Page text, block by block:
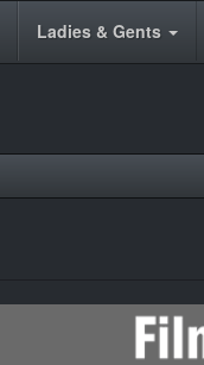
Ladies & Gents